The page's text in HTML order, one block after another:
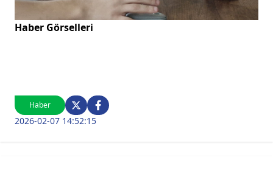
Haber
2026-02-07 14:52:15
Haber Görselleri